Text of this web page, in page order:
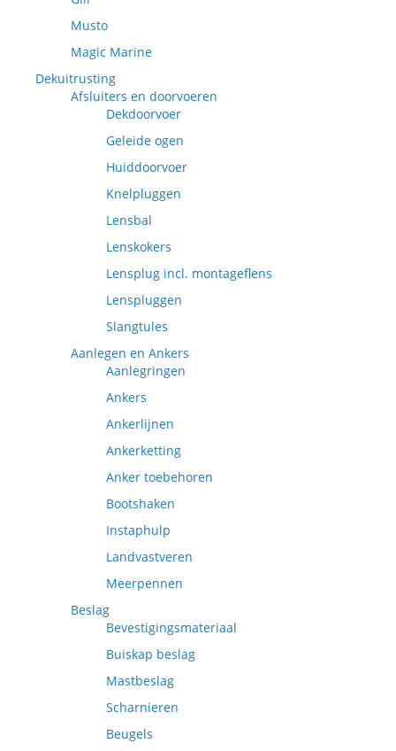
Musto
Magic Marine
Dekuitrusting
Afsluiters en doorvoeren
Dekdoorvoer
Geleide ogen
Huiddoorvoer
Knelpluggen
Lensbal
Lenskokers
Lensplug incl. montageflens
Lenspluggen
Slangtules
Aanlegen en Ankers
Aanlegringen
Ankers
Ankerlijnen
Ankerketting
Anker toebehoren
Bootshaken
Instaphulp
Landvastveren
Meerpennen
Beslag
Bevestigingsmateriaal
Buiskap beslag
Mastbeslag
Scharnieren
Beugels